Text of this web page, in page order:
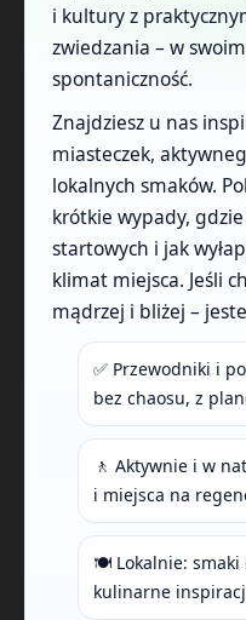
i kultury z
zwiedzania – w
spontaniczność.
Znajdziesz u nas
miasteczek,
lokalnych smaków.
krótkie wypady,
startowych i jak
klimat miejsca. Jeśli
mądrzej i bliżej –
✅ Przewodniki i
bez chaosu, z
🚶 Aktywnie i w
i miejsca na
🍽️ Lokalnie: smaki
kulinarne